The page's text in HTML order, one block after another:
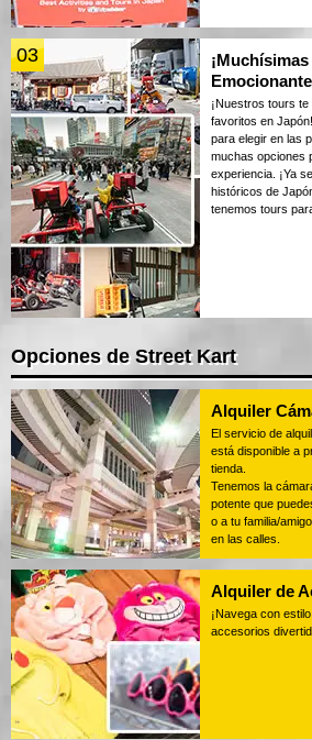
03
¡Nuestros tours
favoritos en
para elegir en las
muchas opciones
experiencia. ¡Ya
históricos de
tenemos tours
Opciones de Street Kart
Alquiler
El servicio de
está disponible a
tienda.
Tenemos la
potente que
o a tu familia/
en las calles.
Alquiler de
¡Navega con
accesorios